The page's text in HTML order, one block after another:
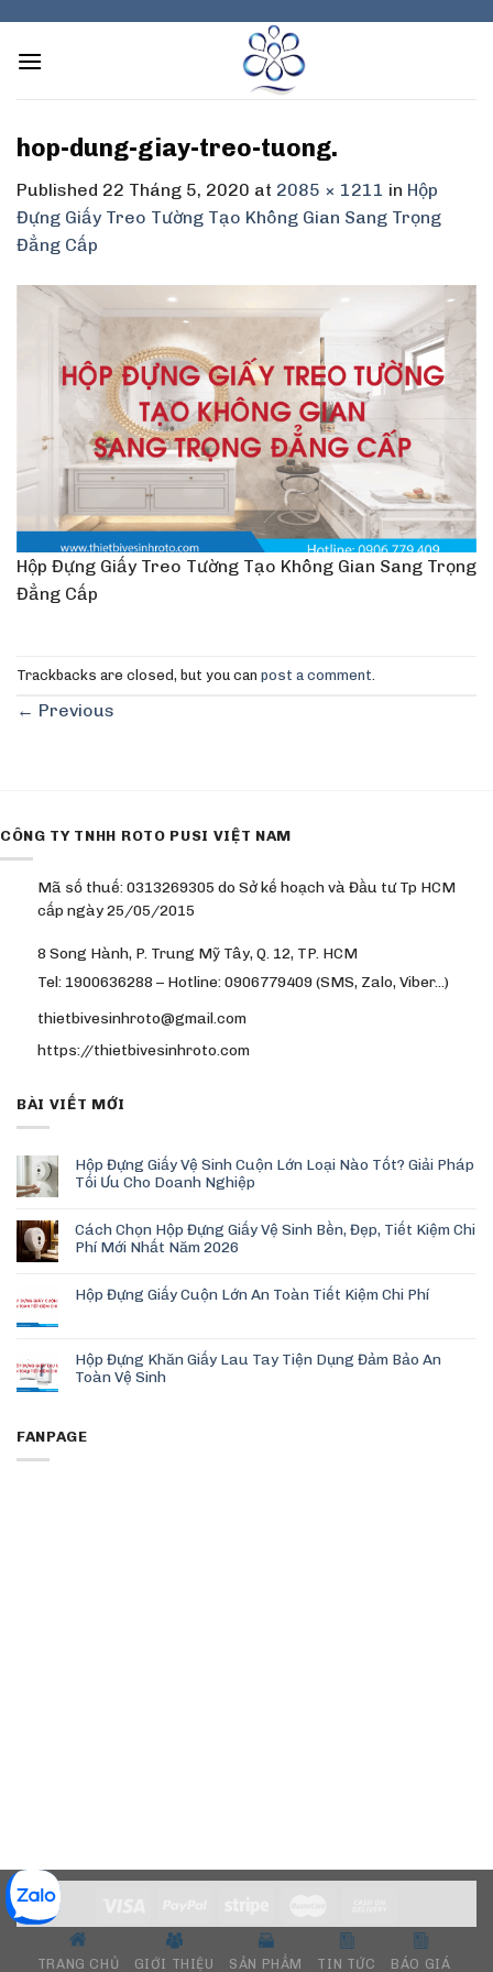
content
hop-dung-giay-treo-tuong.
Published 22 Tháng 5, 2020 at 2085 × 1211 in Hộp
Đựng Giấy Treo Tường Tạo Không Gian Sang Trọng
Đẳng Cấp
Hộp Đựng Giấy Treo Tường Tạo Không Gian Sang Trọng
Đẳng Cấp
Trackbacks are closed, but you can post a comment
← Previous
CÔNG TY TNHH ROTO PUSI VIỆT NAM
Mã số thuế: 0313269305 do Sở kế hoạch và Đầu tư Tp HCM
cấp ngày 25/05/2015
8 Song Hành, P. Trung Mỹ Tây, Q. 12, TP. HCM
Tel: 1900636288 – Hotline: 0906779409 (SMS, Zalo, Viber…)
thietbivesinhroto@gmail.com
https://thietbivesinhroto.com
BÀI VIẾT MỚI
Hộp Đựng Giấy Vệ Sinh Cuộn Lớn Loại Nào Tốt? Giải Pháp
Tối Ưu Cho Doanh Nghiệp
Cách Chọn Hộp Đựng Giấy Vệ Sinh Bền, Đẹp, Tiết Kiệm Chi
Phí Mới Nhất Năm 2026
Hộp Đựng Giấy Cuộn Lớn An Toàn Tiết Kiệm Chi Phí
Hộp Đựng Khăn Giấy Lau Tay Tiện Dụng Đảm Bảo An
Toàn Vệ Sinh
FANPAGE
TRANG CHỦ GIỚI THIỆU SẢN PHẨM TIN TỨC BÁO GIÁ